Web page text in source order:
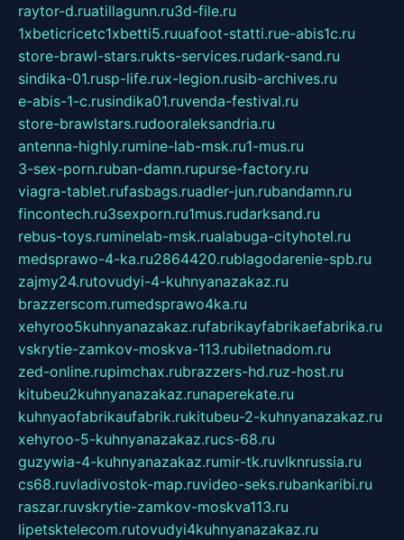
raytor-d.ruatillagunn.ru3d-file.ru
1xbeticricetc1xbetti5.ruuafoot-statti.rue-abis1c.ru
store-brawl-stars.rukts-services.rudark-sand.ru
sindika-01.rusp-life.rux-legion.rusib-archives.ru
e-abis-1-c.rusindika01.ruvenda-festival.ru
store-brawlstars.rudooraleksandria.ru
antenna-highly.rumine-lab-msk.ru1-mus.ru
3-sex-porn.ruban-damn.rupurse-factory.ru
viagra-tablet.rufasbags.ruadler-jun.rubandamn.ru
fincontech.ru3sexporn.ru1mus.rudarksand.ru
rebus-toys.ruminelab-msk.rualabuga-cityhotel.ru
medsprawo-4-ka.ru2864420.rublagodarenie-spb.ru
zajmy24.rutovudyi-4-kuhnyanazakaz.ru
brazzerscom.rumedsprawo4ka.ru
xehyroo5kuhnyanazakaz.rufabrikayfabrikaefabrika.ru
vskrytie-zamkov-moskva-113.rubiletnadom.ru
zed-online.rupimchax.rubrazzers-hd.ruz-host.ru
kitubeu2kuhnyanazakaz.runaperekate.ru
kuhnyaofabrikaufabrik.rukitubeu-2-kuhnyanazakaz.ru
xehyroo-5-kuhnyanazakaz.rucs-68.ru
guzywia-4-kuhnyanazakaz.rumir-tk.ruvlknrussia.ru
cs68.ruvladivostok-map.ruvideo-seks.rubankaribi.ru
raszar.ruvskrytie-zamkov-moskva113.ru
lipetsktelecom.rutovudyi4kuhnyanazakaz.ru